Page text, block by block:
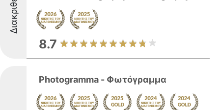
8.7
Photogramma - Φωτόγραμμα